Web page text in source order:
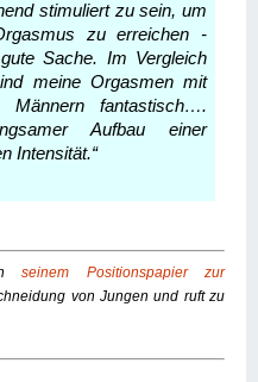
stimuliert zu sein, um
zu erreichen -
Sache. Im Vergleich
meine Orgasmen mit
Männern fantastisch….
Aufbau einer
Intensität.“
Inseinem Positionspapier zur
von Jungen und ruft zu